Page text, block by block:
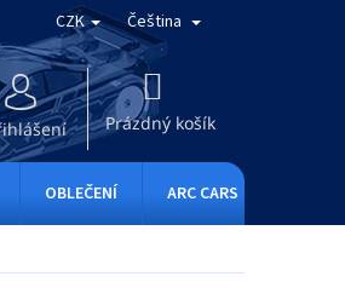
CZK Čeština
KOŠÍK
Prázdný košík
OBLEČENÍ ARC CARS